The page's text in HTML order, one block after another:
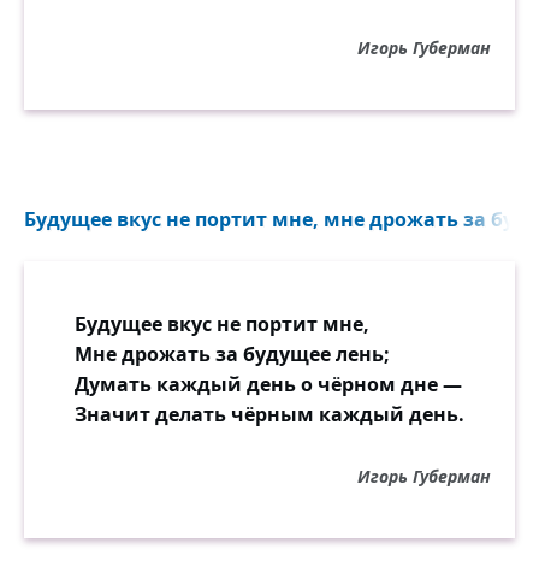
Игорь Губерман
Будущее вкус не портит мне, мне дрожать за
Будущее вкус не портит мне,
Мне дрожать за будущее лень;
Думать каждый день о чёрном дне —
Значит делать чёрным каждый день.
Игорь Губерман